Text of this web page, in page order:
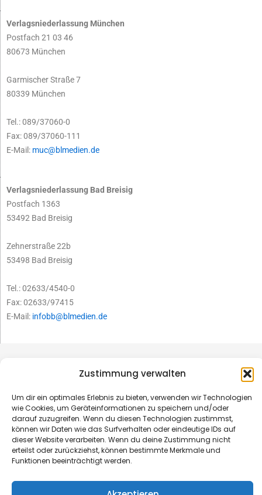
Zustimmung verwalten
Um dir ein optimales Erlebnis zu bieten, verwenden wir Technologien
wie Cookies, um Geräteinformationen zu speichern und/oder
darauf zuzugreifen. Wenn du diesen Technologien zustimmst,
können wir Daten wie das Surfverhalten oder eindeutige IDs auf
dieser Website verarbeiten. Wenn du deine Zustimmung nicht
erteilst oder zurückziehst, können bestimmte Merkmale und
Funktionen beeinträchtigt werden.
Verlagsniederlassung München
Postfach 21 03 46
80673 München
Garmischer Straße 7
80339 München
Tel.: 089/37060-0
Fax: 089/37060-111
E-Mail: muc@blmedien.de
Verlagsniederlassung Bad Breisig
Postfach 1363
53492 Bad Breisig
Zehnerstraße 22b
53498 Bad Breisig
Tel.: 02633/4540-0
Fax: 02633/97415
E-Mail: infobb@blmedien.de